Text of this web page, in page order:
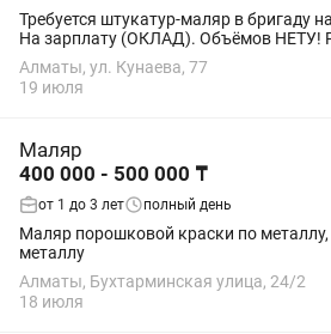
Требуется штукатур-маляр в бригаду
На зарплату (ОКЛАД). Объёмов НЕТУ! Работаем по объектам
(бизнес-центры, нежилые помещения)
стабильная, без...
Алматы, ул. Кунаева, 77
19 июля
Маляр
400 000 - 500 000 ₸
от 1 до 3 лет полный день
Маляр порошковой краски по
металлу
Алматы, Бухтарминская улица, 24/2
18 июля